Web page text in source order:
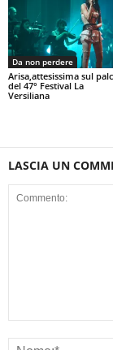
Da non perdere
Arisa,attesissima sul
del 47° Festival La
Versiliana
LASCIA UN